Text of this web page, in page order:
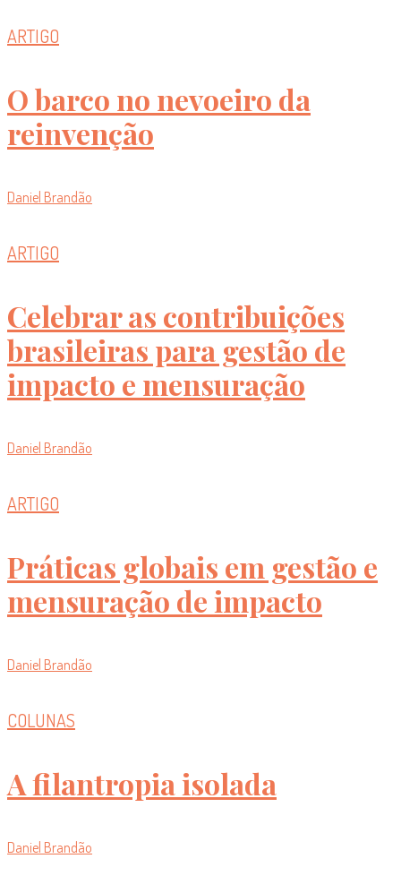
ARTIGO
O barco no nevoeiro da
reinvenção
Daniel Brandão
ARTIGO
Celebrar as contribuições
brasileiras para gestão de
impacto e mensuração
Daniel Brandão
ARTIGO
Práticas globais em gestão e
mensuração de impacto
Daniel Brandão
COLUNAS
A filantropia isolada
Daniel Brandão